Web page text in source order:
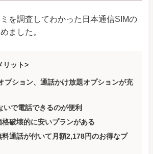
を調査してわかった日本通信SIMの
ました。
リット>
プション、通話かけ放題オプションが充
いで電話できるのが便利
破壊的に安いプランがある
通話が付いて月額2,178円のお得なプ